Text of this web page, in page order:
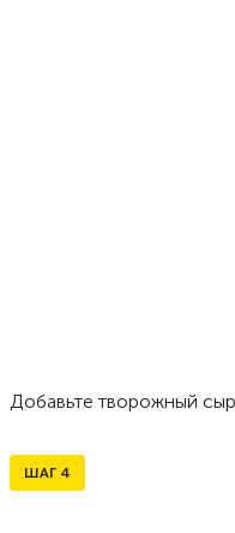
Добавьте творожный
ШАГ 4